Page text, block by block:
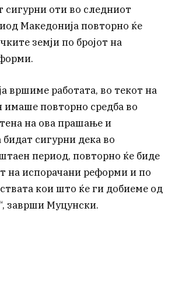
сигурни оти во следниот
Македонија повторно ќе
земји по бројот на
вршиме работата, во текот на
повторно средба во
на ова прашање и
бидат сигурни дека во
период, повторно ќе биде
на испорачани реформи и по
кои што ќе ги добиеме од
заврши Муцунски.